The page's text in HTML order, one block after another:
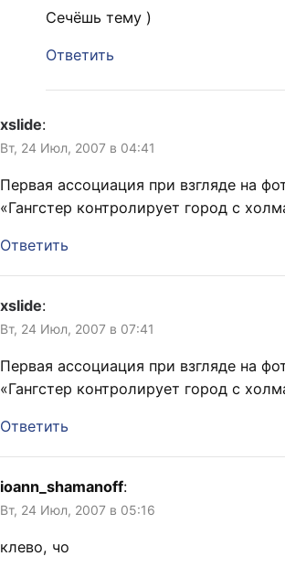
Сечёшь тему )
Ответить
xslide:
Вт, 24 Июл, 2007 в 04:41
Первая ассоциация при взгляде на
«Гангстер контролирует город с
Ответить
xslide:
Вт, 24 Июл, 2007 в 07:41
Первая ассоциация при взгляде на
«Гангстер контролирует город с
Ответить
ioann_shamanoff:
Вт, 24 Июл, 2007 в 05:16
клево, чо